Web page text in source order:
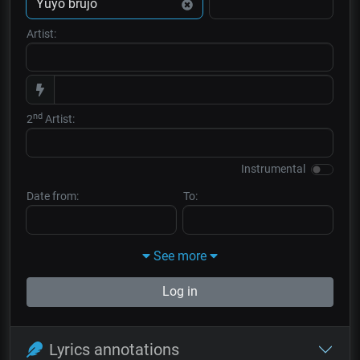
Artist:
2nd Artist:
Instrumental
Date from: To:
See more
Log in
Lyrics annotations